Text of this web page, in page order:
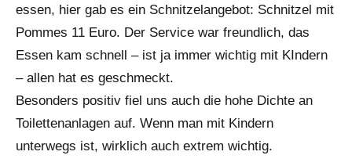
essen, hier gab es ein Schnitzelangebot: Schnitzel mit
Pommes 11 Euro. Der Service war freundlich, das
Essen kam schnell – ist ja immer wichtig mit KIndern
– allen hat es geschmeckt.
Besonders positiv fiel uns auch die hohe Dichte an
Toilettenanlagen auf. Wenn man mit Kindern
unterwegs ist, wirklich auch extrem wichtig.